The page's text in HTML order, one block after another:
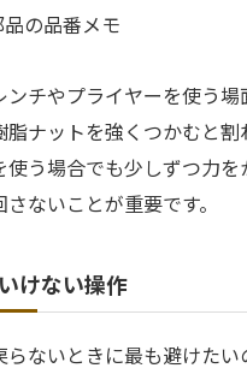
の品番メモ
ンチやプライヤーを使う
脂ナットを強くつかむと
使う場合でも少しずつ力を
ないことが重要です。
けない操作
らないときに最も避けた